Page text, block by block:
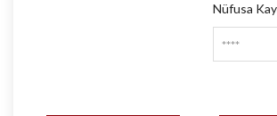
Nüfusa
****